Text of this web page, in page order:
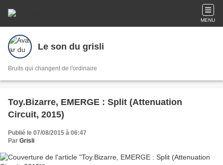
MENU
Le son du grisli
Bruits qui changent de l'ordinaire
Toy.Bizarre, EMERGE : Split (Attenuation
Circuit, 2015)
Publié le 07/08/2015 à 06:47
Par Grisli